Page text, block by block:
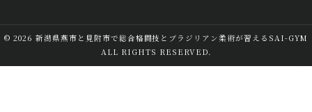
© 2026 新潟県燕市と見附市で総合格闘技とブラジリアン柔術が習えるSAI-GYM
ALL RIGHTS RESERVED.